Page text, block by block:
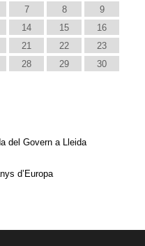
7 8
9
14 15
16
21 22
23
28 29
30
del Govern a Lleida
d’Europa